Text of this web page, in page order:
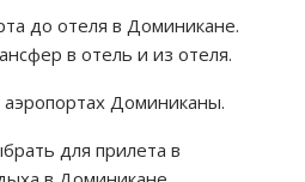
до отеля в Доминикане.
в отель и из отеля.
Доминиканы.
для прилета в